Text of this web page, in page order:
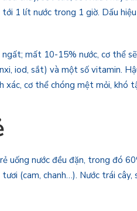
1 lít nước trong 1 giờ. Dấu
mất 10-15% nước, cơ thể
iod, sắt) và một số vitamin.
xác, cơ thể chóng mệt mỏi,
uống nước đều đặn, trong đó
(cam, chanh…). Nước trái